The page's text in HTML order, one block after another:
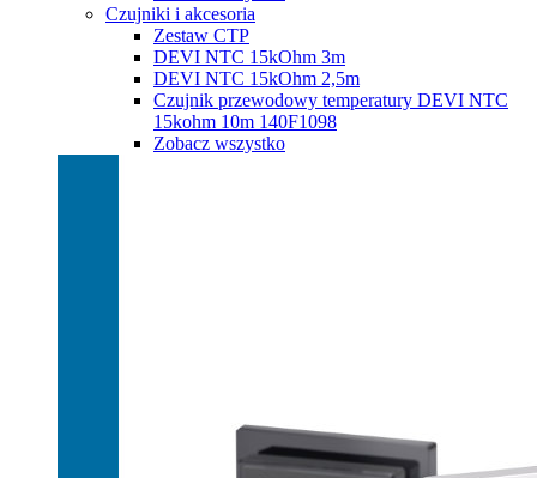
Czujniki i akcesoria
Zestaw CTP
DEVI NTC 15kOhm 3m
DEVI NTC 15kOhm 2,5m
Czujnik przewodowy temperatury DEVI NTC
15kohm 10m 140F1098
Zobacz wszystko